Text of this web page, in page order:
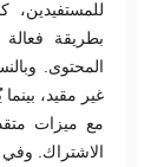
للمستفيدين،
بطريقة
المحتوى.
غير مقيد،
الاشتراك.